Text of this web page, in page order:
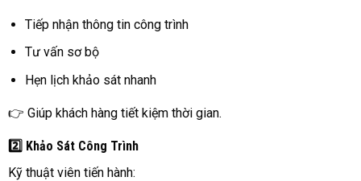
Tiếp nhận thông tin công trình
Tư vấn sơ bộ
Hẹn lịch khảo sát nhanh
👉 Giúp khách hàng tiết kiệm thời gian.
2️⃣ Khảo Sát Công Trình
Kỹ thuật viên tiến hành: